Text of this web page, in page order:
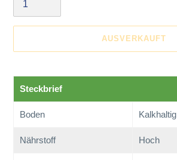
AUSVERKAUFT
wird
zum
Warenkorb
hinzugefügt
Steckbrief
Boden Kalkhaltig
Nährstoff Hoch